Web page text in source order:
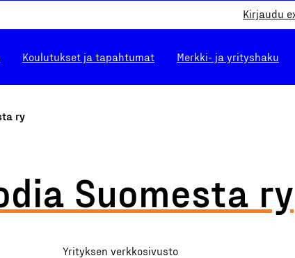
Kirjaudu
Koulutukset ja tapahtumat Merkki- ja yrityshaku
ry
Suomesta ry
Yrityksen verkkosivusto